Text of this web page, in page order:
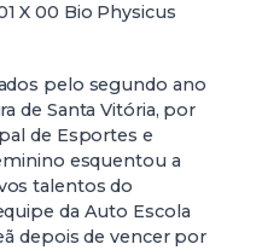
X 00 Bio Physicus
pelo segundo ano
de Santa Vitória, por
de Esportes e
esquentou a
talentos do
da Auto Escola
depois de vencer por